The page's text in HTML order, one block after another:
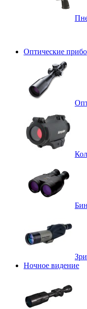
Оптические
Ночное видение